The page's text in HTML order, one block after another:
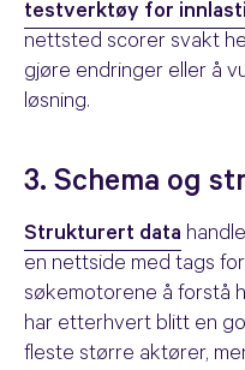
testverktøy for
nettsted scorer svakt
gjøre endringer eller å
løsning.
3. Schema og
Strukturert data
en nettside med tags
søkemotorene å forstå
har etterhvert blitt en
fleste større aktører,